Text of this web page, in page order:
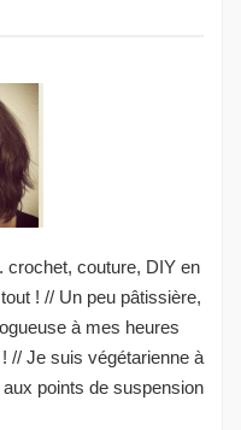
crochet, couture, DIY en
! // Un peu pâtissière,
à mes heures
// Je suis végétarienne à
points de suspension